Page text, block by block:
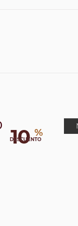
10 %
DESCUENTO